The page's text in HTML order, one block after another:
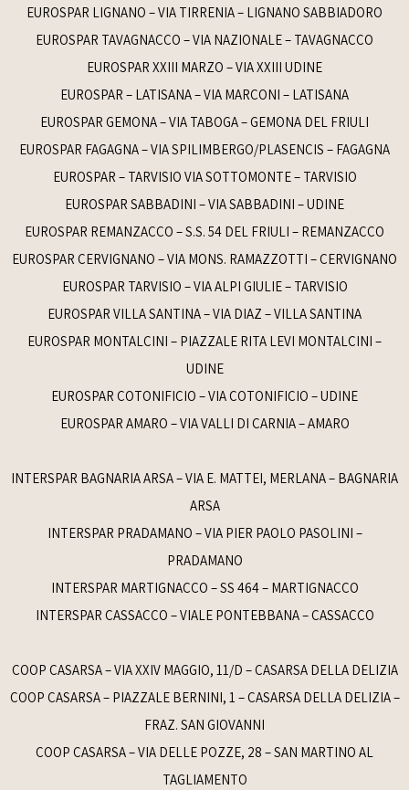
EUROSPAR LIGNANO – VIA TIRRENIA – LIGNANO SABBIADORO
EUROSPAR TAVAGNACCO – VIA NAZIONALE – TAVAGNACCO
EUROSPAR XXIII MARZO – VIA XXIII UDINE
EUROSPAR – LATISANA – VIA MARCONI – LATISANA
EUROSPAR GEMONA – VIA TABOGA – GEMONA DEL FRIULI
EUROSPAR FAGAGNA – VIA SPILIMBERGO/PLASENCIS – FAGAGNA
EUROSPAR – TARVISIO VIA SOTTOMONTE – TARVISIO
EUROSPAR SABBADINI – VIA SABBADINI – UDINE
EUROSPAR REMANZACCO – S.S. 54 DEL FRIULI – REMANZACCO
EUROSPAR CERVIGNANO – VIA MONS. RAMAZZOTTI – CERVIGNANO
EUROSPAR TARVISIO – VIA ALPI GIULIE – TARVISIO
EUROSPAR VILLA SANTINA – VIA DIAZ – VILLA SANTINA
EUROSPAR MONTALCINI – PIAZZALE RITA LEVI MONTALCINI –
UDINE
EUROSPAR COTONIFICIO – VIA COTONIFICIO – UDINE
EUROSPAR AMARO – VIA VALLI DI CARNIA – AMARO
INTERSPAR BAGNARIA ARSA – VIA E. MATTEI, MERLANA – BAGNARIA
ARSA
INTERSPAR PRADAMANO – VIA PIER PAOLO PASOLINI –
PRADAMANO
INTERSPAR MARTIGNACCO – SS 464 – MARTIGNACCO
INTERSPAR CASSACCO – VIALE PONTEBBANA – CASSACCO
COOP CASARSA – VIA XXIV MAGGIO, 11/D – CASARSA DELLA DELIZIA
COOP CASARSA – PIAZZALE BERNINI, 1 – CASARSA DELLA DELIZIA –
FRAZ. SAN GIOVANNI
COOP CASARSA – VIA DELLE POZZE, 28 – SAN MARTINO AL
TAGLIAMENTO